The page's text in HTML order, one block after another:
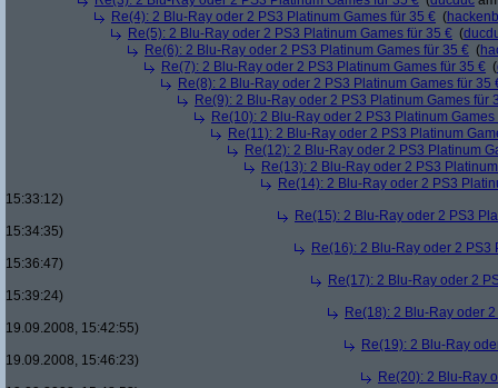
Re(4): 2 Blu-Ray oder 2 PS3 Platinum Games für 35 € (
Re(5): 2 Blu-Ray oder 2 PS3 Platinum Games für 35 € (
Re(6): 2 Blu-Ray oder 2 PS3 Platinum Games für 35 € (
Re(7): 2 Blu-Ray oder 2 PS3 Platinum Games für 35 € (
Re(8): 2 Blu-Ray oder 2 PS3 Platinum Games für 35
Re(9): 2 Blu-Ray oder 2 PS3 Platinum Games für
Re(10): 2 Blu-Ray oder 2 PS3 Platinum Games
Re(11): 2 Blu-Ray oder 2 PS3 Platinum
Re(12): 2 Blu-Ray oder 2 PS3 Platinum
Re(13): 2 Blu-Ray oder 2 PS3
Re(14): 2 Blu-Ray oder 2 PS3
15:33:12)
Re(15): 2 Blu-Ray oder 2 PS3
15:34:35)
Re(16): 2 Blu-Ray oder 2 PS3
15:36:47)
Re(17): 2 Blu-Ray oder 2
15:39:24)
Re(18): 2 Blu-Ray oder
19.09.2008, 15:42:55)
Re(19): 2 Blu-Ray
19.09.2008, 15:46:23)
Re(20): 2 Blu-Ray